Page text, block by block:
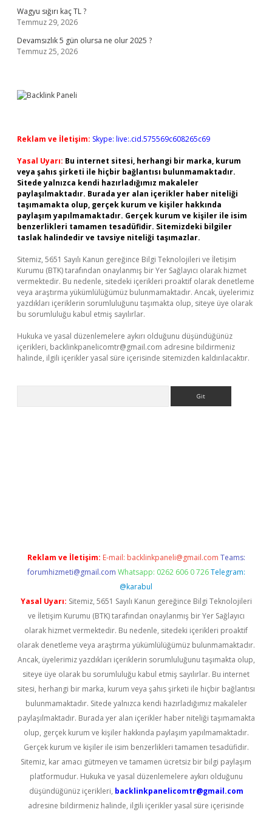
Wagyu sığırı kaç TL ?
Temmuz 29, 2026
Devamsızlık 5 gün olursa ne olur 2025 ?
Temmuz 25, 2026
Reklam ve İletişim: Skype: live:.cid.575569c608265c69
Yasal Uyarı: Bu internet sitesi, herhangi bir marka, kurum
veya şahıs şirketi ile hiçbir bağlantısı bulunmamaktadır.
Sitede yalnızca kendi hazırladığımız makaleler
paylaşılmaktadır. Burada yer alan içerikler haber niteliği
taşımamakta olup, gerçek kurum ve kişiler hakkında
paylaşım yapılmamaktadır. Gerçek kurum ve kişiler ile isim
benzerlikleri tamamen tesadüfidir. Sitemizdeki bilgiler
taslak halindedir ve tavsiye niteliği taşımazlar.
Sitemiz, 5651 Sayılı Kanun gereğince Bilgi Teknolojileri ve İletişim
Kurumu (BTK) tarafından onaylanmış bir Yer Sağlayıcı olarak hizmet
vermektedir. Bu nedenle, sitedeki içerikleri proaktif olarak denetleme
veya araştırma yükümlülüğümüz bulunmamaktadır. Ancak, üyelerimiz
yazdıkları içeriklerin sorumluluğunu taşımakta olup, siteye üye olarak
bu sorumluluğu kabul etmiş sayılırlar.
Hukuka ve yasal düzenlemelere aykırı olduğunu düşündüğünüz
içerikleri, backlinkpanelicomtr@gmail.com adresine bildirmeniz
halinde, ilgili içerikler yasal süre içerisinde sitemizden kaldırılacaktır.
Reklam ve İletişim: E-mail: backlinkpaneli@gmail.com Teams:
forumhizmeti@gmail.com Whatsapp: 0262 606 0 726 Telegram:
@karabul
Yasal Uyarı: Sitemiz, 5651 Sayılı Kanun gereğince Bilgi Teknolojileri
ve İletişim Kurumu (BTK) tarafından onaylanmış bir Yer Sağlayıcı
olarak hizmet vermektedir. Bu nedenle, sitedeki içerikleri proaktif
olarak denetleme veya araştırma yükümlülüğümüz bulunmamaktadır.
Ancak, üyelerimiz yazdıkları içeriklerin sorumluluğunu taşımakta olup,
siteye üye olarak bu sorumluluğu kabul etmiş sayılırlar. Bu internet
sitesi, herhangi bir marka, kurum veya şahıs şirketi ile hiçbir bağlantısı
bulunmamaktadır. Sitede yalnızca kendi hazırladığımız makaleler
paylaşılmaktadır. Burada yer alan içerikler haber niteliği taşımamakta
olup, gerçek kurum ve kişiler hakkında paylaşım yapılmamaktadır.
Gerçek kurum ve kişiler ile isim benzerlikleri tamamen tesadüfidir.
Sitemiz, kar amacı gütmeyen ve tamamen ücretsiz bir bilgi paylaşım
platformudur. Hukuka ve yasal düzenlemelere aykırı olduğunu
düşündüğünüz içerikleri, backlinkpanelicomtr@gmail.com
adresine bildirmeniz halinde, ilgili içerikler yasal süre içerisinde